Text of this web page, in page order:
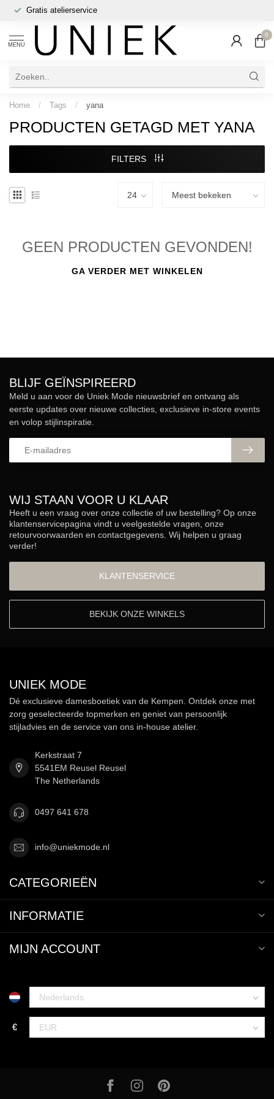
Gratis atelierservice
MENU
0
Home / Tags / yana
PRODUCTEN GETAGD MET YANA
FILTERS
GEEN PRODUCTEN GEVONDEN!
GA VERDER MET WINKELEN
WIJ STAAN VOOR U KLAAR
Heeft u een vraag over onze collectie of uw bestelling? Op onze
klantenservicepagina vindt u veelgestelde vragen, onze
retourvoorwaarden en contactgegevens. Wij helpen u graag
verder!
KLANTENSERVICE
BEKIJK ONZE WINKELS
BLIJF GEÏNSPIREERD
Meld u aan voor de Uniek Mode nieuwsbrief en ontvang als
eerste updates over nieuwe collecties, exclusieve in-store events
en volop stijlinspiratie.
UNIEK MODE
Dé exclusieve damesboetiek van de Kempen. Ontdek onze met
zorg geselecteerde topmerken en geniet van persoonlijk
stijladvies en de service van ons in-house atelier.
Kerkstraat 7
5541EM Reusel Reusel
The Netherlands
0497 641 678
info@uniekmode.nl
CATEGORIEËN
INFORMATIE
MIJN ACCOUNT
€